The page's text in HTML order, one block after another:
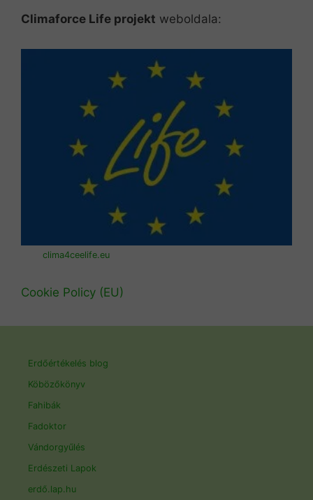
Climaforce Life projekt weboldala:
clima4ceelife.eu
Cookie Policy (EU)
Erdőértékelés blog
Köbözőkönyv
Fahibák
Fadoktor
Vándorgyűlés
Erdészeti Lapok
erdő.lap.hu